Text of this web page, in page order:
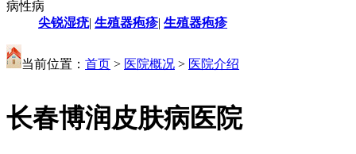
病性病
尖锐湿疣| 生殖器疱疹| 生殖器疱疹
当前位置： 首页 > 医院概况 > 医院介绍
长春博润皮肤病医院